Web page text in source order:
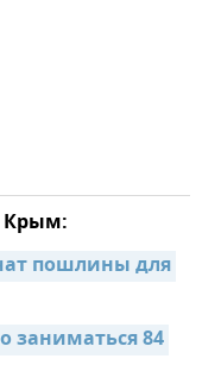
Крым:
пошлины для
заниматься 84